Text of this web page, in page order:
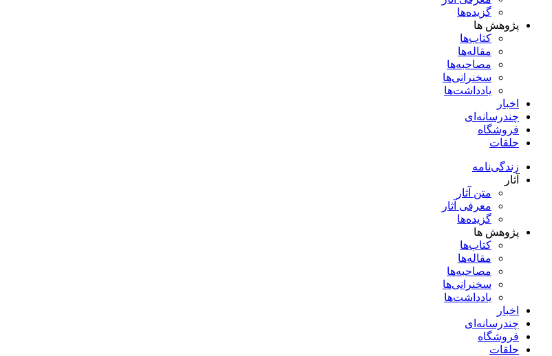
گزیده‌ها
پژوهش ها
کتاب‌ها
مقاله‌ها
مصاحبه‌ها
سخنرانی‌ها
یادداشت‌ها
اخبار
چندرسانه‌ای
فروشگاه
حلقات
زندگی‌نامه
آثار
متن آثار
معرفی آثار
گزیده‌ها
پژوهش ها
کتاب‌ها
مقاله‌ها
مصاحبه‌ها
سخنرانی‌ها
یادداشت‌ها
اخبار
چندرسانه‌ای
فروشگاه
حلقات